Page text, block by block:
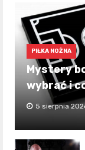
PIŁKA NOŻNA
Mystery
wybrać i
5 sierpnia